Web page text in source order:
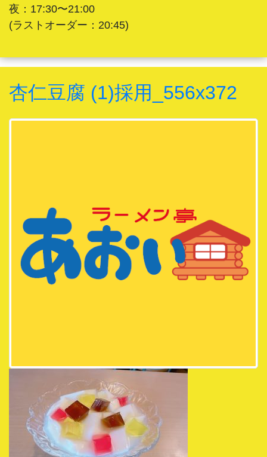
夜：17:30〜21:00
(ラストオーダー：20:45)
杏仁豆腐 (1)採用_556x372